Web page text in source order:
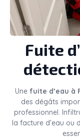
Fuite
Une fuite d’eau à
des dégâts
professionnel.
la facture d’eau ou